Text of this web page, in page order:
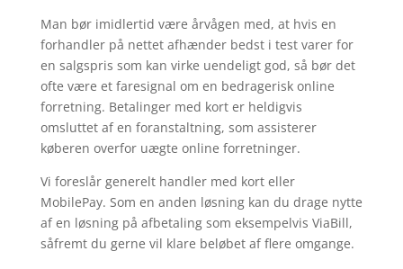
Man bør imidlertid være årvågen med, at hvis en
forhandler på nettet afhænder bedst i test varer for
en salgspris som kan virke uendeligt god, så bør det
ofte være et faresignal om en bedragerisk online
forretning. Betalinger med kort er heldigvis
omsluttet af en foranstaltning, som assisterer
køberen overfor uægte online forretninger.
Vi foreslår generelt handler med kort eller
MobilePay. Som en anden løsning kan du drage nytte
af en løsning på afbetaling som eksempelvis ViaBill,
såfremt du gerne vil klare beløbet af flere omgange.